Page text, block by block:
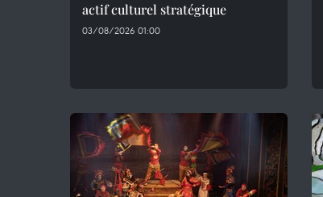
actif culturel stratégique
03/08/2026 01:00